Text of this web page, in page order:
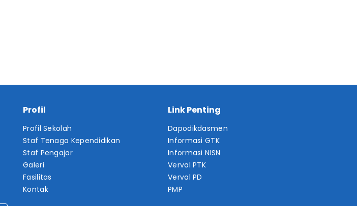
Profil
Profil Sekolah
Staf Tenaga Kependidikan
Staf Pengajar
Galeri
Fasilitas
Kontak
Link Penting
Dapodikdasmen
Informasi GTK
Informasi NISN
Verval PTK
Verval PD
PMP